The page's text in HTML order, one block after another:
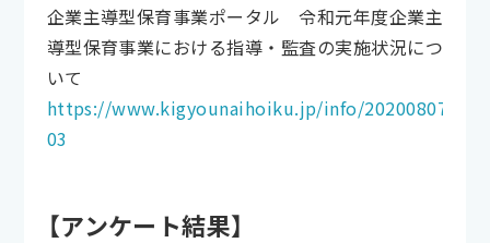
企業主導型保育事業ポータル 令和元年度企業主
導型保育事業における指導・監査の実施状況につ
いて
https://www.kigyounaihoiku.jp/info/20200807-
03
【アンケート結果】